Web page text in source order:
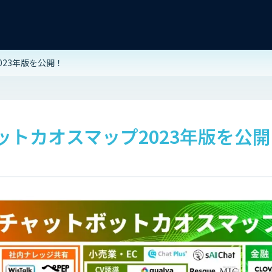
年版を公開！
トカオスマップ2023年版を公